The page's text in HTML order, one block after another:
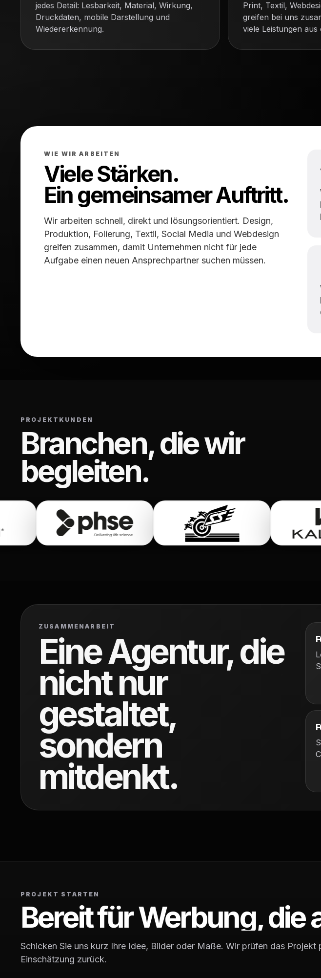
jedes Detail: Lesbarkeit, Material, Wirkung,
Druckdaten, mobile Darstellung und
Wiedererkennung.
Print, Textil,
greifen bei uns
viele Leistungen
WIE WIR ARBEITEN
Viele Stärken.
Ein gemeinsamer Auftritt.
Wir arbeiten schnell, direkt und lösungsorientiert. Design,
Produktion, Folierung, Textil, Social Media und Webdesign
greifen zusammen, damit Unternehmen nicht für jede
Aufgabe einen neuen Ansprechpartner suchen müssen.
PROJEKTKUNDEN
Branchen, die wir
begleiten.
ZUSAMMENARBEIT
Eine Agentur, die
nicht nur
gestaltet,
sondern
mitdenkt.
PROJEKT STARTEN
Bereit für Werbung, die
Schicken Sie uns kurz Ihre Idee, Bilder oder Maße. Wir prüfen das Projekt
Einschätzung zurück.